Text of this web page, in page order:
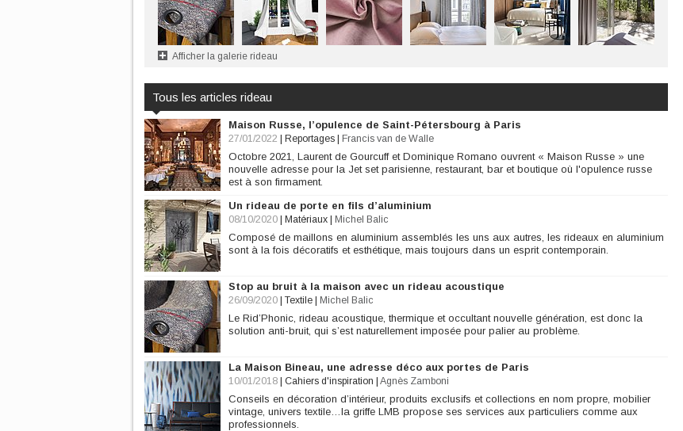
Afficher la galerie rideau
Tous les articles rideau
Maison Russe, l’opulence de Saint-Pétersbourg à Paris
27/01/2022 Reportages Francis van de Walle
Octobre 2021, Laurent de Gourcuff et Dominique Romano ouvrent « Maison Russe » une
nouvelle adresse pour la Jet set parisienne, restaurant, bar et boutique où l'opulence russe
est à son firmament.
Un rideau de porte en fils d’aluminium
08/10/2020 Matériaux Michel Balic
Composé de maillons en aluminium assemblés les uns aux autres, les rideaux en aluminium
sont à la fois décoratifs et esthétique, mais toujours dans un esprit contemporain.
Stop au bruit à la maison avec un rideau acoustique
26/09/2020 Textile Michel Balic
Le Rid’Phonic, rideau acoustique, thermique et occultant nouvelle génération, est donc la
solution anti-bruit, qui s’est naturellement imposée pour palier au problème.
La Maison Bineau, une adresse déco aux portes de Paris
10/01/2018 Cahiers d'inspiration Agnès Zamboni
Conseils en décoration d’intérieur, produits exclusifs et collections en nom propre, mobilier
vintage, univers textile…la griffe LMB propose ses services aux particuliers comme aux
professionnels.